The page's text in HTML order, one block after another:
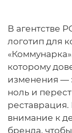
В агентстве
логотип для
которому
изменения —
ноль и
внимание к
бренда,